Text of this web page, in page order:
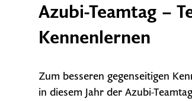
Azubi-Teamtag –
Kennenlernen
Zum besseren gegenseitigen
in diesem Jahr der Azubi-